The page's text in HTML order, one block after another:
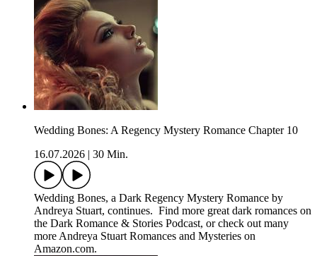
Wedding Bones: A Regency Mystery Romance Chapter 10
16.07.2026
30 Min.
Wedding Bones, a Dark Regency Mystery Romance by
Andreya Stuart, continues. Find more great dark romances on
the Dark Romance & Stories Podcast, or check out many
more Andreya Stuart Romances and Mysteries on
Amazon.com.